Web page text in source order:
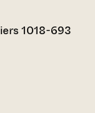
1018-693